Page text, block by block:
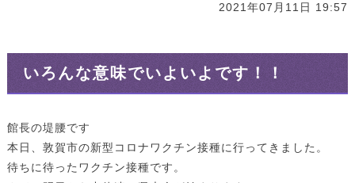
2021年07月11日 19:57
いろんな意味でいよいよです！！
館長の堤腰です
本日、敦賀市の新型コロナワクチン接種に行ってきました。
待ちに待ったワクチン接種です。